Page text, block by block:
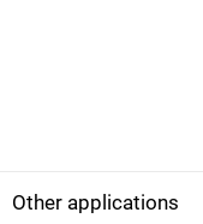
Other applications